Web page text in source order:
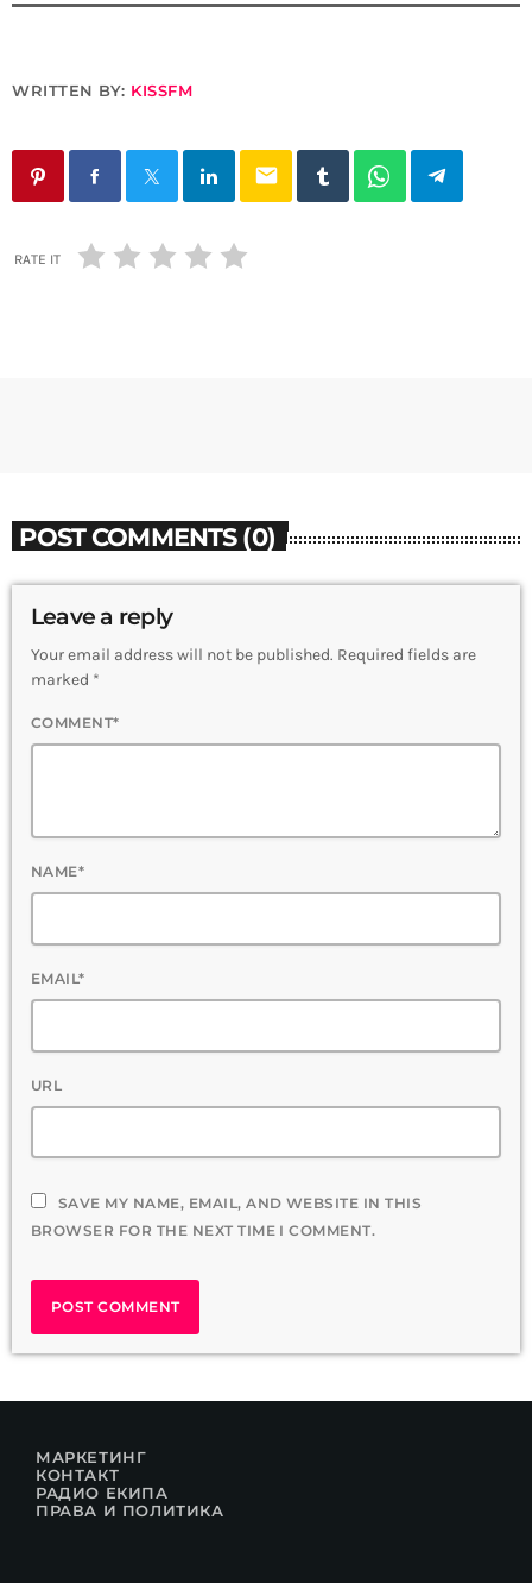
WRITTEN BY: KISSFM
email
RATE IT
POST COMMENTS (0)
Leave a reply
Your email address will not be published. Required fields are
marked *
COMMENT*
NAME*
EMAIL*
URL
SAVE MY NAME, EMAIL, AND WEBSITE IN THIS
BROWSER FOR THE NEXT TIME I COMMENT.
МАРКЕТИНГ
КОНТАКТ
РАДИО ЕКИПА
ПРАВА И ПОЛИТИКА